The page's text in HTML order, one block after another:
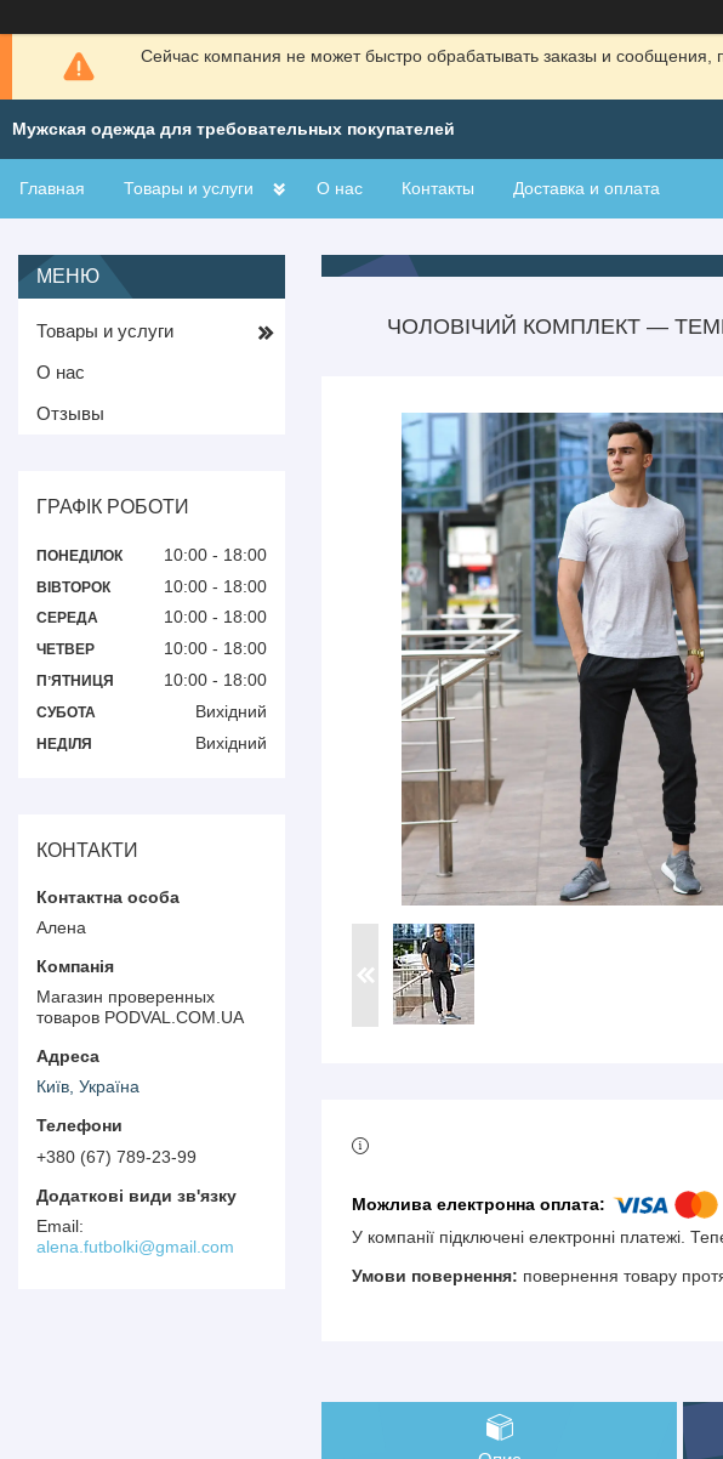
Сейчас компания не может быстро обрабатывать заказы и
Мужская одежда для требовательных покупателей
Главная Товары и услуги О нас Контакты Доставка и оплата
ЧОЛОВІЧИЙ КОМПЛЕКТ —
У компанії підключені електронні платежі.
повернення товару
Товары и услуги
О нас
Отзывы
ГРАФІК РОБОТИ
ПОНЕДІЛОК 10:00 18:00
ВІВТОРОК 10:00 18:00
СЕРЕДА 10:00 18:00
ЧЕТВЕР 10:00 18:00
ПʼЯТНИЦЯ 10:00 18:00
СУБОТА Вихідний
НЕДІЛЯ Вихідний
КОНТАКТИ
Алена
Магазин проверенных
товаров PODVAL.СOM.UA
Київ, Україна
+380 (67) 789-23-99
alena.futbolki@gmail.com